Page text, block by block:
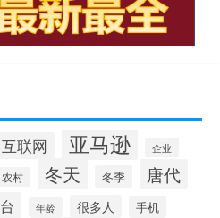
互联网 亚马逊 企业
农村 冬天 冬季 唐代
年龄 很多人 手机